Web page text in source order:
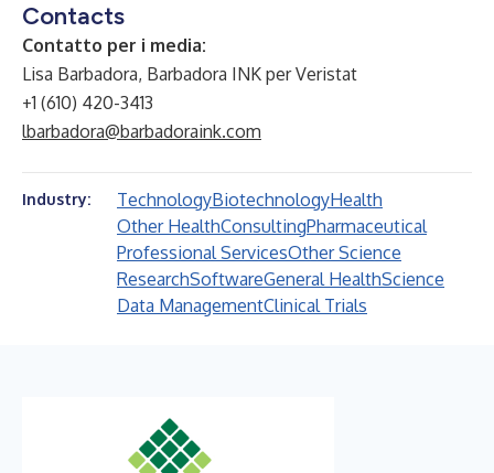
Contacts
Contatto per i media:
Lisa Barbadora, Barbadora INK per Veristat
+1 (610) 420-3413
lbarbadora@barbadoraink.com
Industry: TechnologyBiotechnologyHealth
Other HealthConsultingPharmaceutical
Professional ServicesOther Science
ResearchSoftwareGeneral HealthScience
Data ManagementClinical Trials